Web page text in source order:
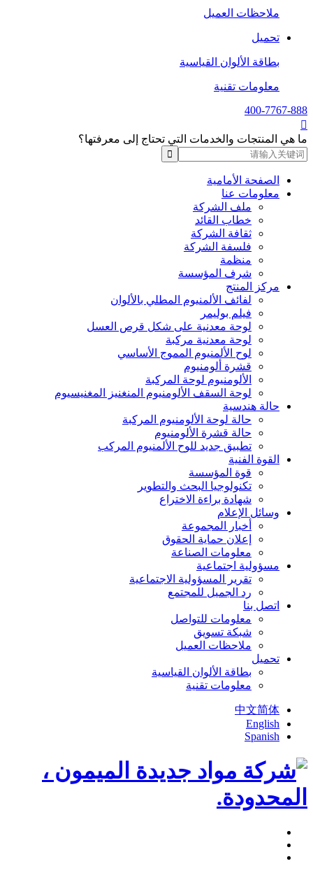
ملاحظات العميل
تحميل
بطاقة الألوان القياسية
معلومات تقنية
400-7767-888

ما هي المنتجات والخدمات التي تحتاج إلى معرفتها؟
الصفحة الأمامية
معلومات عنا
ملف الشركة
خطاب القائد
ثقافة الشركة
فلسفة الشركة
منظمة
شرف المؤسسة
مركز المنتج
لفائف الألمنيوم المطلي بالألوان
فيلم بوليمر
لوحة معدنية على شكل قرص العسل
لوحة معدنية مركبة
لوح الألمنيوم المموج الأساسي
قشرة ألومنيوم
الألومنيوم لوحة المركبة
لوحة السقف الألومنيوم المنغنيز المغنيسيوم
حالة هندسية
حالة لوحة الألومنيوم المركبة
حالة قشرة الألومنيوم
تطبيق جديد للوح الألمنيوم المركب
القوة الفنية
قوة المؤسسة
تكنولوجيا البحث والتطوير
شهادة براءة الاختراع
وسائل الإعلام
أخبار المجموعة
إعلان حماية الحقوق
معلومات الصناعة
مسؤولية اجتماعية
تقرير المسؤولية الاجتماعية
رد الجميل للمجتمع
اتصل بنا
معلومات للتواصل
شبكة تسويق
ملاحظات العميل
تحميل
بطاقة الألوان القياسية
معلومات تقنية
中文简体
English
Spanish